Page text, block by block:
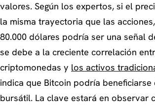
valores. Según los expertos, si el
la misma trayectoria que las
80.000 dólares podría ser una señal
se debe a la creciente correlación
criptomonedas y los activos
indica que Bitcoin podría beneficiarse
bursátil. La clave estará en observar